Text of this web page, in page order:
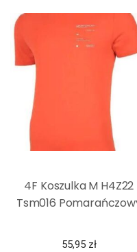
4F Koszulka M H4Z22
Tsm016
55,95 zł